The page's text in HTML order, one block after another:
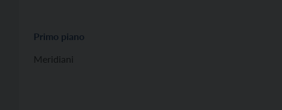
Primo piano
Meridiani